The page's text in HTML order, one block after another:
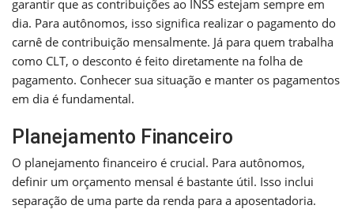
garantir que as contribuições ao INSS estejam sempre em
dia. Para autônomos, isso significa realizar o pagamento do
carnê de contribuição mensalmente. Já para quem trabalha
como CLT, o desconto é feito diretamente na folha de
pagamento. Conhecer sua situação e manter os pagamentos
em dia é fundamental.
Planejamento Financeiro
O planejamento financeiro é crucial. Para autônomos,
definir um orçamento mensal é bastante útil. Isso inclui
separação de uma parte da renda para a aposentadoria.